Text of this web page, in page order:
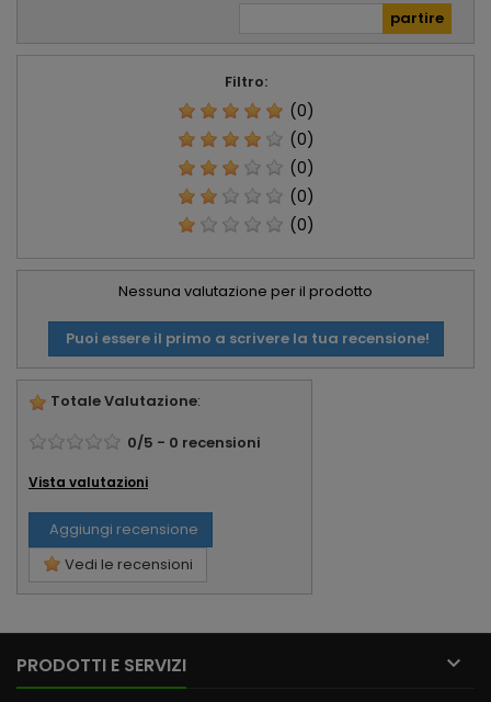
Filtro:
(0)
(0)
(0)
(0)
(0)
Nessuna valutazione per il prodotto
Puoi essere il primo a scrivere la tua recensione!
Totale Valutazione:
0/5 - 0 recensioni
Vista valutazioni
Aggiungi recensione
Vedi le recensioni
PRODOTTI E SERVIZI 